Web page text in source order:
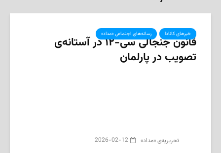
خبرهای کانادا رسانه‌های اجتماعی «مداد»
قانون جنجالی سی-۱۲ در آستانه‌ی
تصویب در پارلمان
تحریریه‌ی «مداد» 2026-02-12